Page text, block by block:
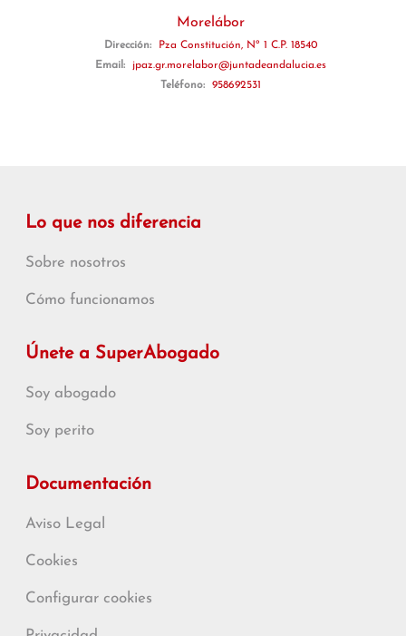
Morelábor
Dirección:
Pza Constitución, Nº 1 C.P. 18540
Email:
jpaz.gr.morelabor@juntadeandalucia.es
Teléfono:
958692531
Lo que nos diferencia
Sobre nosotros
Cómo funcionamos
Únete a SuperAbogado
Soy abogado
Soy perito
Documentación
Aviso Legal
Cookies
Configurar cookies